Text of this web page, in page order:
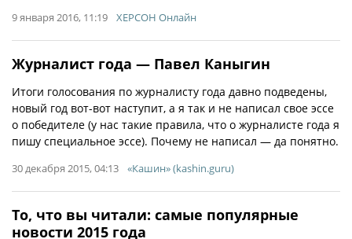
9 января 2016, 11:19 ХЕРСОН Онлайн
Журналист года — Павел Каныгин
Итоги голосования по журналисту года давно подведены,
новый год вот-вот наступит, а я так и не написал свое эссе
о победителе (у нас такие правила, что о журналисте года я
пишу специальное эссе). Почему не написал — да понятно.
30 декабря 2015, 04:13 «Кашин» (kashin.guru)
То, что вы читали: самые популярные
новости 2015 года